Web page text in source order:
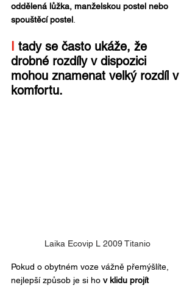
oddělená lůžka, manželskou postel nebo
spouštěcí postel
I tady se často ukáže, že
drobné rozdíly v dispozici
mohou znamenat velký rozdíl v
komfortu.
Laika Ecovip L 2009 Titanio
Pokud o obytném voze vážně přemýšlíte,
nejlepší způsob je si ho v klidu projít